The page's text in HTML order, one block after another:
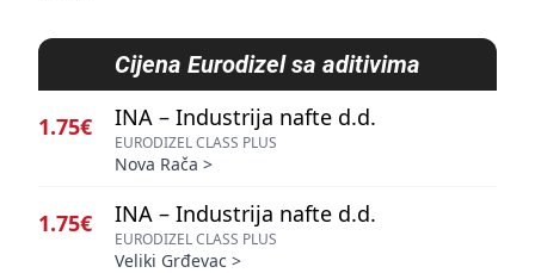
Cijena Eurodizel sa aditivima
1.75€ INA – Industrija nafte d.d.
EURODIZEL CLASS PLUS
Nova Rača >
1.75€ INA – Industrija nafte d.d.
EURODIZEL CLASS PLUS
Veliki Grđevac >